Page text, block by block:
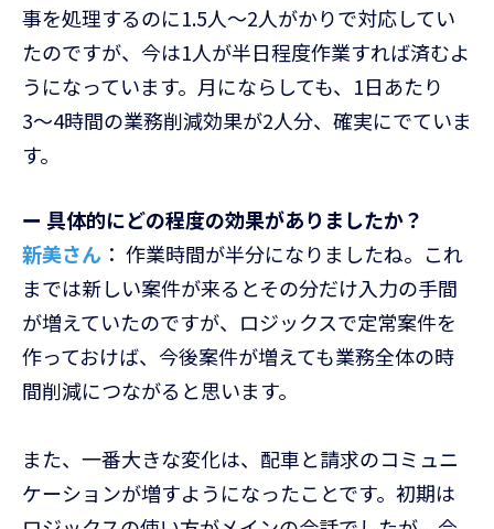
事を処理するのに1.5人〜2人がかりで対応してい
たのですが、今は1人が半日程度作業すれば済むよ
うになっています。月にならしても、1日あたり
3〜4時間の業務削減効果が2人分、確実にでていま
す。
ー 具体的にどの程度の効果がありましたか？
新美さん ： 作業時間が半分になりましたね。これ
までは新しい案件が来るとその分だけ入力の手間
が増えていたのですが、ロジックスで定常案件を
作っておけば、今後案件が増えても業務全体の時
間削減につながると思います。
また、一番大きな変化は、配車と請求のコミュニ
ケーションが増すようになったことです。初期は